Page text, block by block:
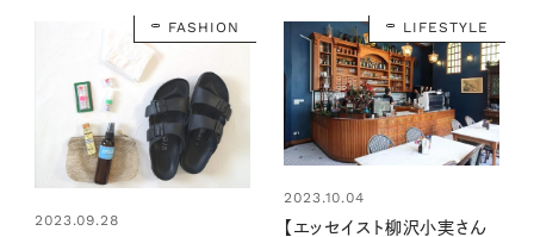
FASHION
2023.09.28
LIFESTYLE
2023.10.04
【エッセイスト柳沢小実さん